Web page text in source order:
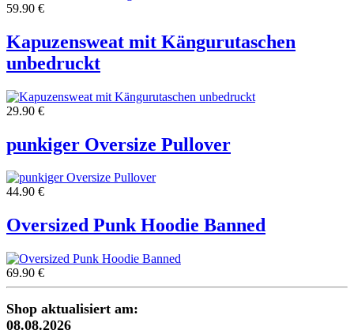
59.90 €
Kapuzensweat mit Kängurutaschen
unbedruckt
29.90 €
punkiger Oversize Pullover
44.90 €
Oversized Punk Hoodie Banned
69.90 €
Shop aktualisiert am:
08.08.2026